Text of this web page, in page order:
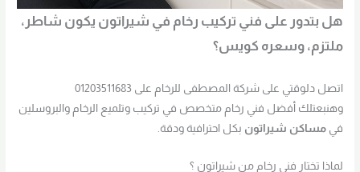
هل بتدور على فني تركيب رخام في شيراتون يكون شاطر،
ملتزم، وسعره كويس؟
اتصل دلوقتي على شركة المصطفى للرخام على 01203511683
وهنبعتلك أفضل فني رخام متخصص في تركيب وتلميع الرخام والبروسلين
فيمساكن شيراتون بكل احترافية ودقة.
لماذا تختار فني رخام من شيراتون ؟